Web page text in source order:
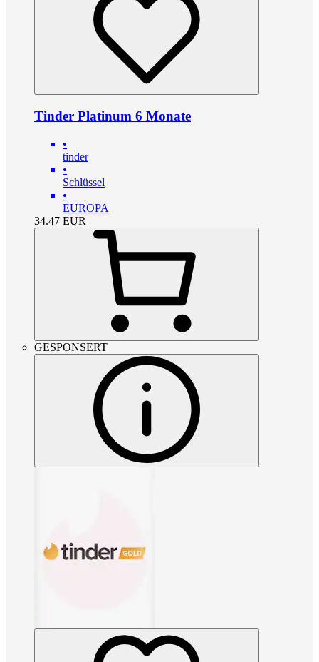
Tinder Platinum 6 Monate
•
tinder
•
Schlüssel
•
EUROPA
34.47 EUR
GESPONSERT